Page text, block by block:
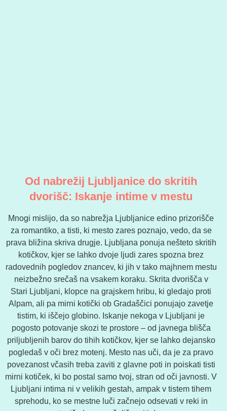
Od nabrežij Ljubljanice do skritih
dvorišč: Iskanje intime v mestu
Mnogi mislijo, da so nabrežja Ljubljanice edino prizorišče
za romantiko, a tisti, ki mesto zares poznajo, vedo, da se
prava bližina skriva drugje. Ljubljana ponuja nešteto skritih
kotičkov, kjer se lahko dvoje ljudi zares spozna brez
radovednih pogledov znancev, ki jih v tako majhnem mestu
neizbežno srečaš na vsakem koraku. Skrita dvorišča v
Stari Ljubljani, klopce na grajskem hribu, ki gledajo proti
Alpam, ali pa mirni kotički ob Gradaščici ponujajo zavetje
tistim, ki iščejo globino. Iskanje nekoga v Ljubljani je
pogosto potovanje skozi te prostore – od javnega blišča
priljubljenih barov do tihih kotičkov, kjer se lahko dejansko
pogledaš v oči brez motenj. Mesto nas uči, da je za pravo
povezanost včasih treba zaviti z glavne poti in poiskati tisti
mirni kotiček, ki bo postal samo tvoj, stran od oči javnosti. V
Ljubljani intima ni v velikih gestah, ampak v tistem tihem
sprehodu, ko se mestne luči začnejo odsevati v reki in